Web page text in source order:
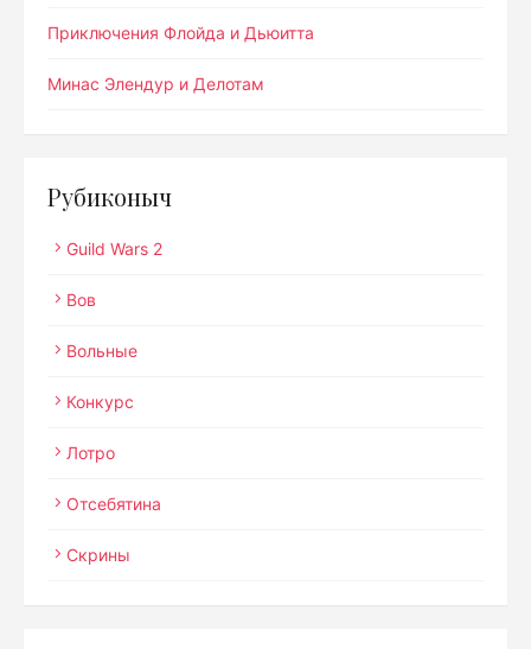
Приключения Флойда и Дьюитта
Минас Элендур и Делотам
Рубиконыч
Guild Wars 2
Вов
Вольные
Конкурс
Лотро
Отсебятина
Скрины